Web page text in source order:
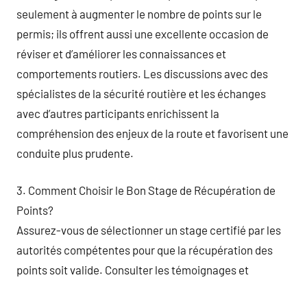
seulement à augmenter le nombre de points sur le
permis; ils offrent aussi une excellente occasion de
réviser et d’améliorer les connaissances et
comportements routiers. Les discussions avec des
spécialistes de la sécurité routière et les échanges
avec d’autres participants enrichissent la
compréhension des enjeux de la route et favorisent une
conduite plus prudente.
3. Comment Choisir le Bon Stage de Récupération de
Points?
Assurez-vous de sélectionner un stage certifié par les
autorités compétentes pour que la récupération des
points soit valide. Consulter les témoignages et